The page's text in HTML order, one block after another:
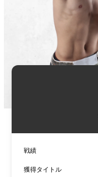
戦績
獲得タイトル